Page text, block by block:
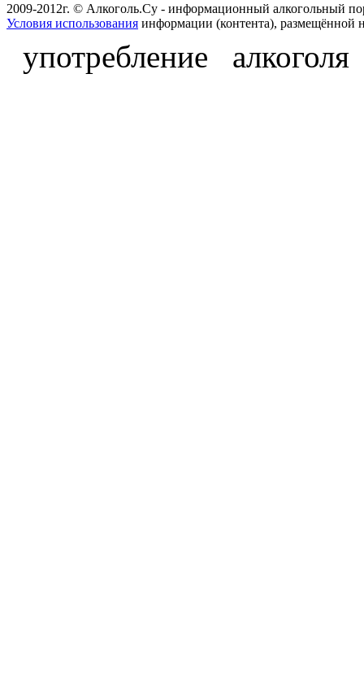
2009-2012г. © Алкоголь.Су - информационный алкогольный
Условия использования информации (контента), размещённой
употребление